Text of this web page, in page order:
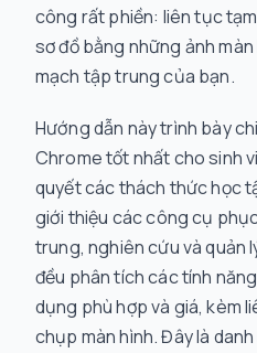
công rất phiền: liên tục
sơ đồ bằng những ảnh
mạch tập trung của bạn.
Hướng dẫn này trình bày
Chrome tốt nhất cho sinh
quyết các thách thức học
giới thiệu các công cụ
trung, nghiên cứu và quản
đều phân tích các tính
dụng phù hợp và giá, kèm
chụp màn hình. Đây là